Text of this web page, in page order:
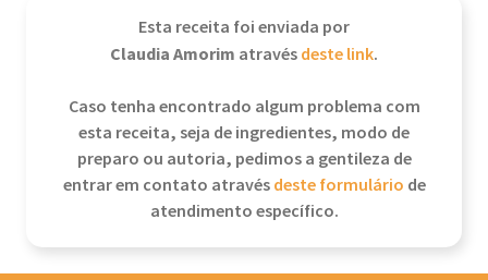
Esta receita foi enviada por
Claudia Amorim atravésdeste link.
Caso tenha encontrado algum problema com
esta receita, seja de ingredientes, modo de
preparo ou autoria, pedimos a gentileza de
entrar em contato atravésdeste formulário de
atendimento específico.